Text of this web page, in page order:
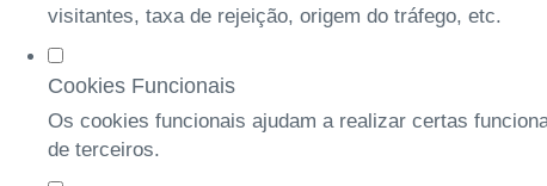
visitantes, taxa de rejeição, origem do tráfego, etc.
Cookies Funcionais
Os cookies funcionais ajudam a realizar certas
de terceiros.